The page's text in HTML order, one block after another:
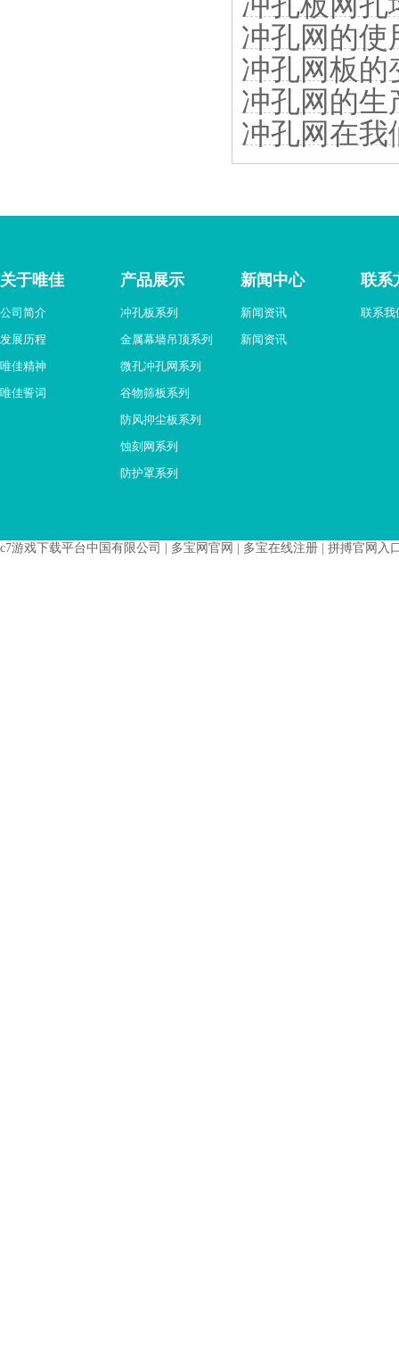
冲孔网的使
冲孔网板的
冲孔网的生
冲孔网在我
关于唯佳
公司简介
发展历程
唯佳精神
唯佳誓词
产品展示
冲孔板系列
金属幕墙吊顶系列
微孔冲孔网系列
谷物筛板系列
防风抑尘板系列
蚀刻网系列
防护罩系列
新闻中心
新闻资讯
新闻资讯
联系
联系我
c7游戏下载平台中国有限公司 多宝网官网 多宝在线注册 拼搏官网入